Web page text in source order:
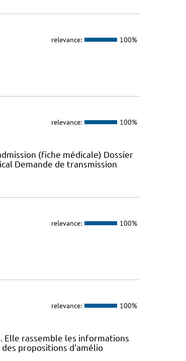
relevance: 100%
relevance: 100%
(fiche médicale) Dossier
Demande de transmission
relevance: 100%
relevance: 100%
Elle rassemble les informations
propositions d'amélio